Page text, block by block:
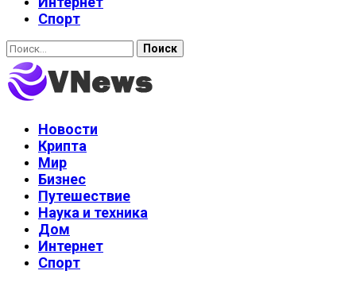
Спорт
Найти:
Новости
Крипта
Мир
Бизнес
Путешествие
Наука и техника
Дом
Интернет
Спорт